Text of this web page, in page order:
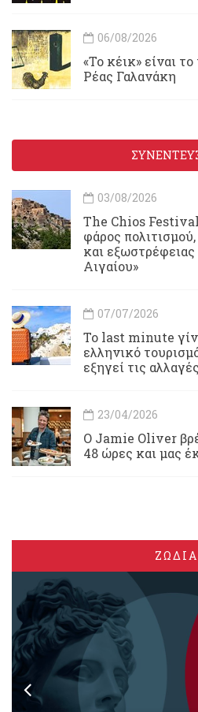
06/08/2026
«Το κέικ» είναι
Ρέας Γαλανάκη
03/08/2026
Τhe Chios
φάρος
και
Αιγαίου»
07/07/2026
Το last minute
ελληνικό
εξηγεί τις
23/04/2026
Ο Jamie Oliver
48 ώρες και μας
ΖΩΔΙΑ